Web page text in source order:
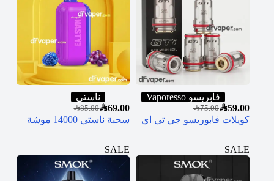
فابريسو Vaporesso
SAR75.00SAR59.00
كويلات فابوريسو جي تي اي
ناستي
SAR85.00SAR69.00
سحبة ناستي 14000 موشة
SALE
SALE